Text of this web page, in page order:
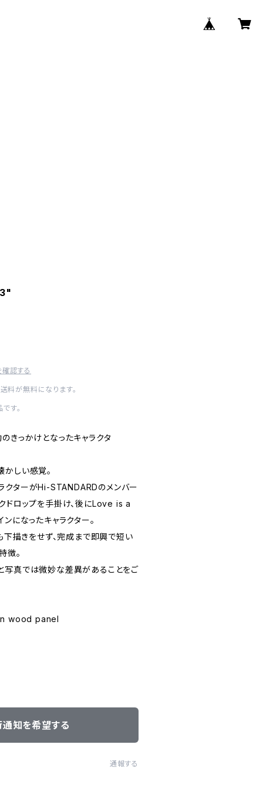
認する
が無料になります。
す。
きっかけとなったキャラクタ
しい感覚。
クターがHi-STANDARDのメンバー
ドロップを手掛け、後にLove is a
になったキャラクター。
描きをせず、完成まで即興で短い
徴。
写真では微妙な差異があることをご
wood panel
知を希望する
通報する